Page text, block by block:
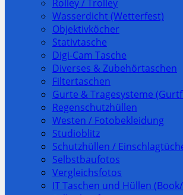
Rolley / Trolley
Wasserdicht (Wetterfest)
Objektivköcher
Stativtasche
Digi-Cam Tasche
Diverses & Zubehörtaschen
Filtertaschen
Gurte & Tragesysteme
Regenschutzhüllen
Westen / Fotobekleidung
Studioblitz
Schutzhüllen /
Selbstbaufotos
Vergleichsfotos
IT Taschen und Hüllen